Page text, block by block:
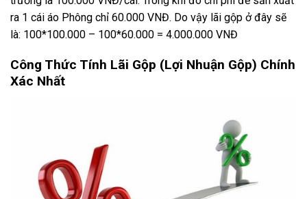
ra 1 cái áo Phông chỉ 60.000 VNĐ. Do vậy lãi gộp ở đây sẽ
là: 100*100.000 – 100*60.000 = 4.000.000 VNĐ
Công Thức Tính Lãi Gộp (Lợi Nhuận Gộp) Chính
Xác Nhất